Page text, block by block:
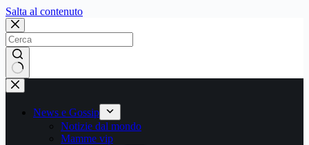
Salta al contenutoSalta
contenuto
Nessun
risultato
News e Gossip
Notizie dal mondo
Mamme vip